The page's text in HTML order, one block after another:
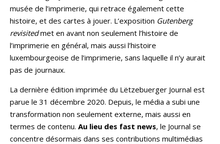
musée de l’imprimerie, qui retrace également cette
histoire, et des cartes à jouer. L’exposition Gutenberg
revisitedmet en avant non seulement l’histoire de
l’imprimerie en général, mais aussi l’histoire
luxembourgeoise de l’imprimerie, sans laquelle il n’y aurait
pas de journaux.
La dernière édition imprimée du Lëtzebuerger Journal est
parue le 31 décembre 2020. Depuis, le média a subi une
transformation non seulement externe, mais aussi en
termes de contenu. Au lieu des fast news, le Journal se
concentre désormais dans ses contributions multimédias